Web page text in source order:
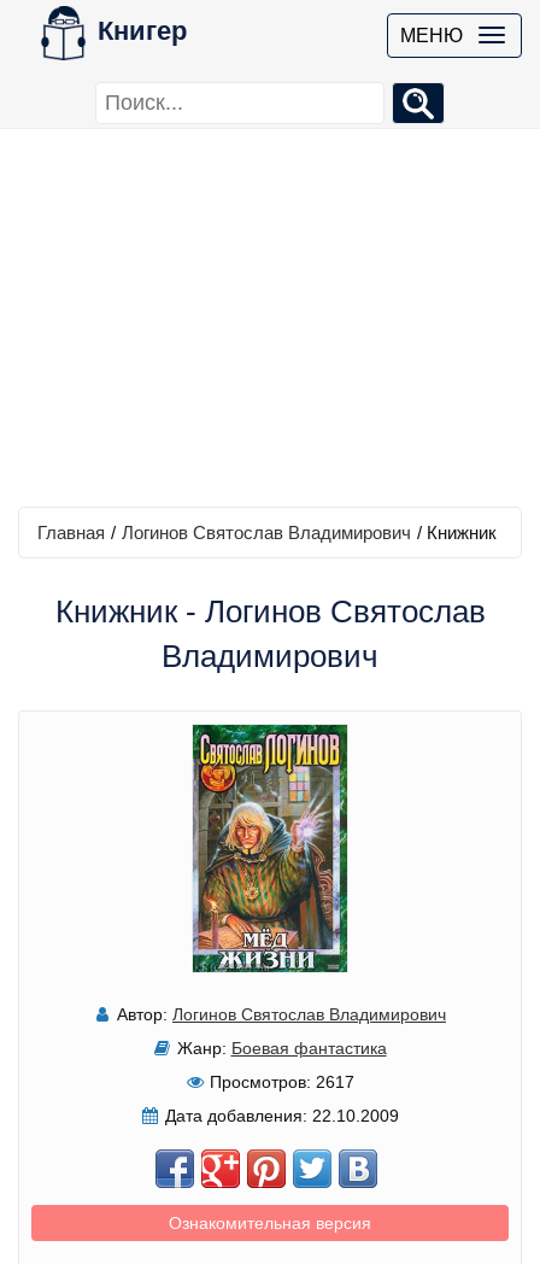
Книгер МЕНЮ
Главная / Логинов Святослав Владимирович / Книжник
Книжник - Логинов Святослав
Владимирович
Автор: Логинов Святослав Владимирович
Жанр: Боевая фантастика
Просмотров: 2617
Дата добавления: 22.10.2009
Ознакомительная версия